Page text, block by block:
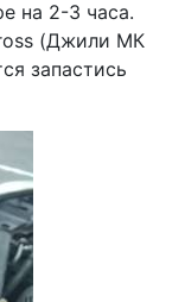
на 2-3 часа.
(Джили МК
запастись